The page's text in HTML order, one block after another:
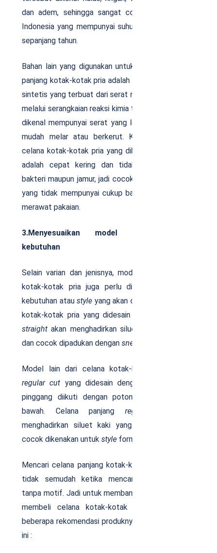
dan adem, sehingga sangat cocok dikenakan di
Indonesia yang mempunyai suhu cenderung panas
sepanjang tahun.
Bahan lain yang digunakan untuk membuat celana
panjang kotak-kotak pria adalah poliester atau kain
sintetis yang terbuat dari serat nilon yang diproses
melalui serangkaian reaksi kimia tertentu. Poliester
dikenal mempunyai serat yang lentur, namun tidak
mudah melar atau berkerut. Kelebihan lain dari
celana kotak-kotak pria yang dibuat dari poliester
adalah cepat kering dan tidak mudah terkena
bakteri maupun jamur, jadi cocok dimiliki oleh Anda
yang tidak mempunyai cukup banyak waktu untuk
merawat pakaian.
3.Menyesuaikan model celana sesuai
kebutuhan
Selain varian dan jenisnya, model celana panjang
kotak-kotak pria juga perlu disesuaikan dengan
kebutuhan atau style yang akan ditampilkan. Celana
kotak-kotak pria yang didesain dengan potongan
straight akan menghadirkan siluet lurus pada kaki
dan cocok dipadukan dengan sneakers
Model lain dari celana kotak-kotak pria adalah
regular cut yang didesain dengan ukuran pas di
pinggang diikuti dengan potongan lurus sampai
bawah. Celana panjang regular cut
menghadirkan siluet kaki yang lebih gagah dan
cocok dikenakan untuk style formal.
Mencari celana panjang kotak-kotak pria memang
tidak semudah ketika mencari celana panjang
tanpa motif.Jadi untuk membantu Anda yang akan
membeli celana kotak-kotak pria, berikut ada
beberapa rekomendasi produknya seperti di bawah
ini :